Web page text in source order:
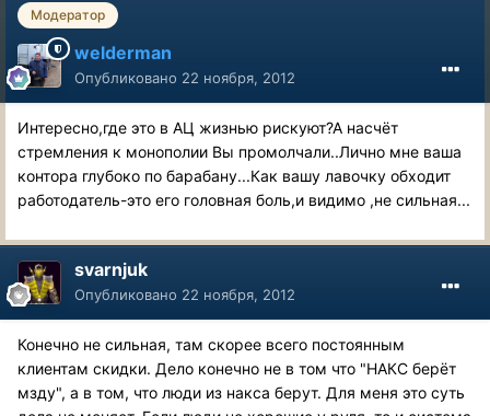
Модератор
welderman
Опубликовано 22 ноября, 2012
Интересно,где это в АЦ жизнью рискуют?А насчёт
стремления к монополии Вы промолчали..Лично мне ваша
контора глубоко по барабану...Как вашу лавочку обходит
работодатель-это его головная боль,и видимо ,не сильная...
svarnjuk
Опубликовано 22 ноября, 2012
Конечно не сильная, там скорее всего постоянным
клиентам скидки. Дело конечно не в том что "НАКС берёт
мзду", а в том, что люди из накса берут. Для меня это суть